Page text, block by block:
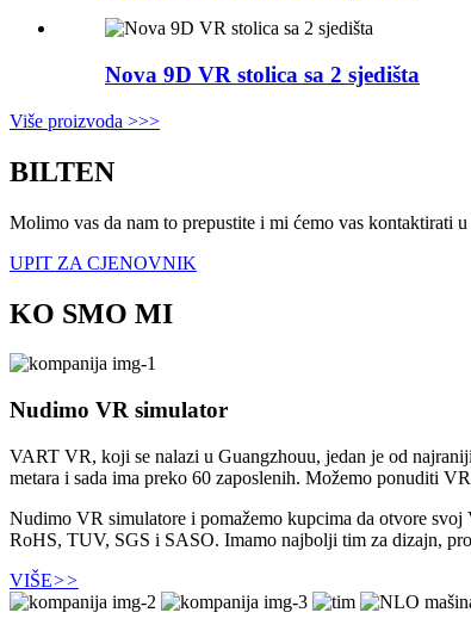
Nova 9D VR stolica sa 2 sjedišta
Više proizvoda >>>
BILTEN
Molimo vas da nam to prepustite i mi ćemo vas kontaktirati u
UPIT ZA CJENOVNIK
KO SMO MI
Nudimo VR simulator
VART VR, koji se nalazi u Guangzhouu, jedan je od
metara i sada ima preko 60 zaposlenih. Možemo ponuditi
Nudimo VR simulatore i pomažemo kupcima da otvore
RoHS, TUV, SGS i SASO. Imamo najbolji tim za dizajn,
VIŠE>>